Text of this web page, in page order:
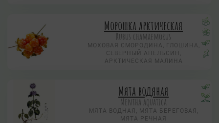
Морошка арктическая
Rubus chamaemorus
МОХОВАЯ СМОРОДИНА, ГЛОШИНА,
СЕВЕРНЫЙ АПЕЛЬСИН,
АРКТИЧЕСКАЯ МАЛИНА
Мята водяная
Mentha aquatica
МЯТА ВОДНАЯ, МЯТА БЕРЕГОВАЯ,
МЯТА РЕЧНАЯ